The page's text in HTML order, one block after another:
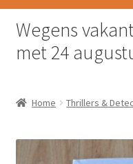
Home
Afrekenen
Verzendkosten &
Wegens
met 24
Home Thrillers &